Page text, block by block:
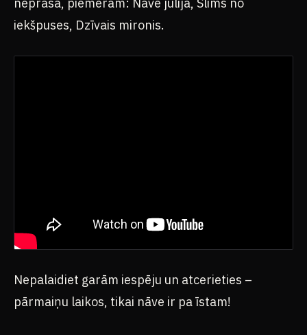
iekšpuses, Dzīvais mironis.
Nepalaidiet garām iespēju un atcerieties –
pārmaiņu laikos, tikai nāve ir pa īstam!